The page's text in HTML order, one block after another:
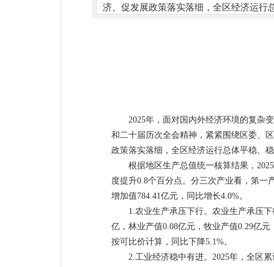
济、促发展政策落实落细，全区经济运行
2025年，面对国内外经济环境的复杂
和二十届历次全会精神，紧紧围绕区委、
政策落实落细，全区经济运行总体平稳、
根据地区生产总值统一核算结果，
度提升0.8个百分点。分三次产业看，第一
增加值784.41亿元，同比增长4.0%。
1.农业生产承压下行。农业生产承压
亿，林业产值0.08亿元，牧业产值0.29亿
按可比价计算，同比下降5.1%。
2.工业经济稳中有进。2025年，全区